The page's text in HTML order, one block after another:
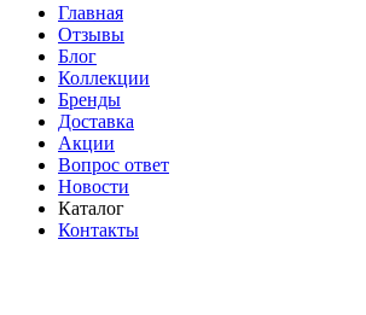
Главная
Отзывы
Блог
Коллекции
Бренды
Доставка
Акции
Вопрос ответ
Новости
Каталог
Контакты